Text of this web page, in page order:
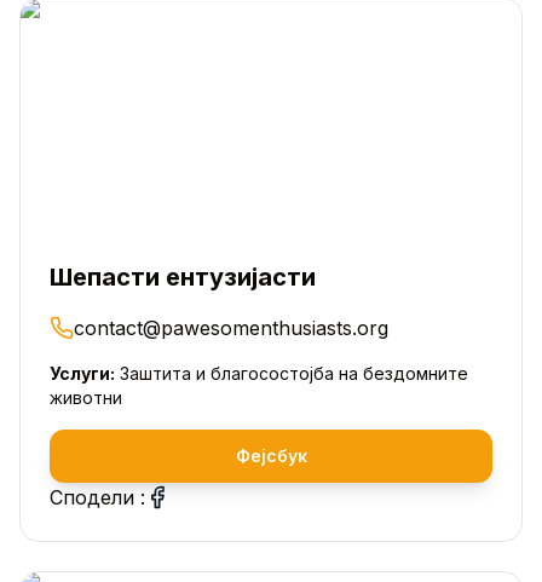
Шепасти ентузијасти
contact@pawesomenthusiasts.org
Услуги: Заштита и благосостојба на бездомните
животни
Фејсбук
Сподели :